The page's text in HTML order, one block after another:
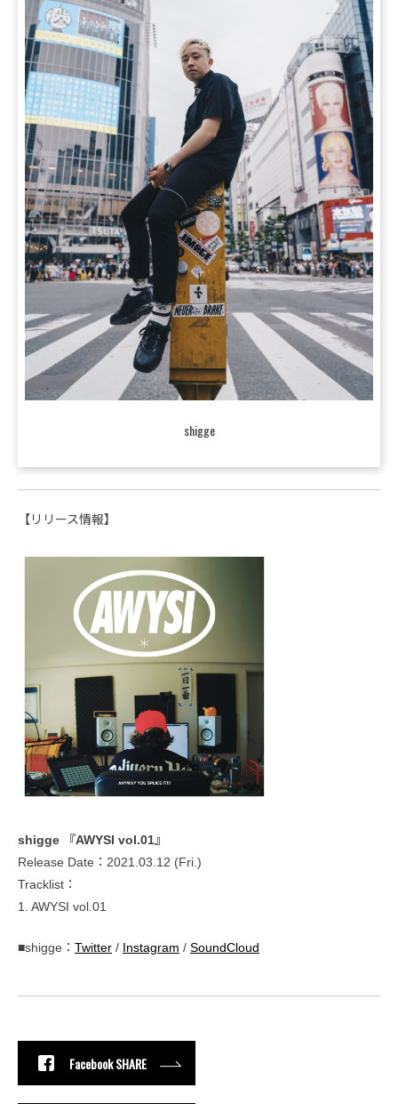
shigge
【リリース情報】
shigge 『AWYSI vol.01』
Release Date：2021.03.12 (Fri.)
Tracklist：
1. AWYSI vol.01
■shigge： Twitter / Instagram / SoundCloud
Facebook SHARE